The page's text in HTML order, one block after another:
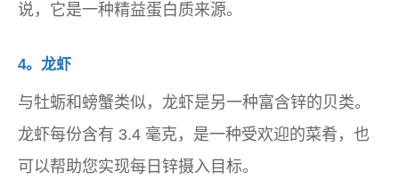
说，它是一种精益蛋白质来源。
4。龙虾
与牡蛎和螃蟹类似，龙虾是另一种富含锌的贝类。
龙虾每份含有 3.4 毫克，是一种受欢迎的菜肴，也
可以帮助您实现每日锌摄入目标。